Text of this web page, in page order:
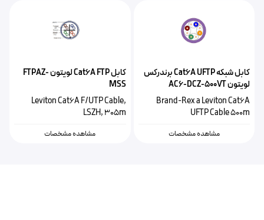
کابل شبکه Cat6A UFTP برندرکس
لویتون AC6-DCZ-500VT
Brand-Rex a Leviton Cat6A
UFTP Cable 500m
مشاهده مشخصات
کابل Cat6A FTP لویتون FTPAZ-
MSS
Leviton Cat6A F/UTP Cable,
LSZH, 305m
مشاهده مشخصات